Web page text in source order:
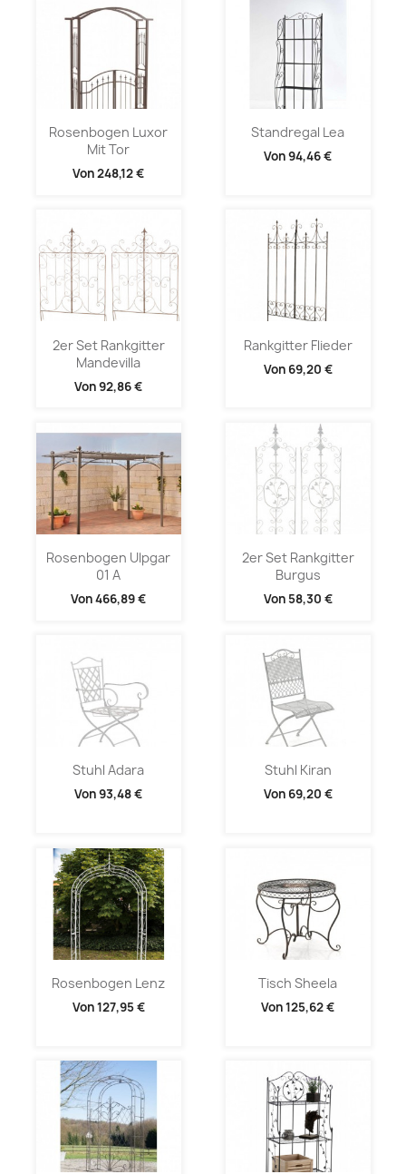
Rosenbogen Luxor
Mit Tor
Von248,12 €
Standregal Lea
Von94,46 €
2er Set Rankgitter
Mandevilla
Von92,86 €
Rankgitter Flieder
Von 69,20 €
Rosenbogen Ulpgar
01 A
Von466,89 €
2er Set Rankgitter
Burgus
Von 58,30 €
Stuhl Adara
Von93,48 €
Stuhl Kiran
Von 69,20 €
Rosenbogen Lenz
Von127,95 €
Tisch Sheela
Von125,62 €